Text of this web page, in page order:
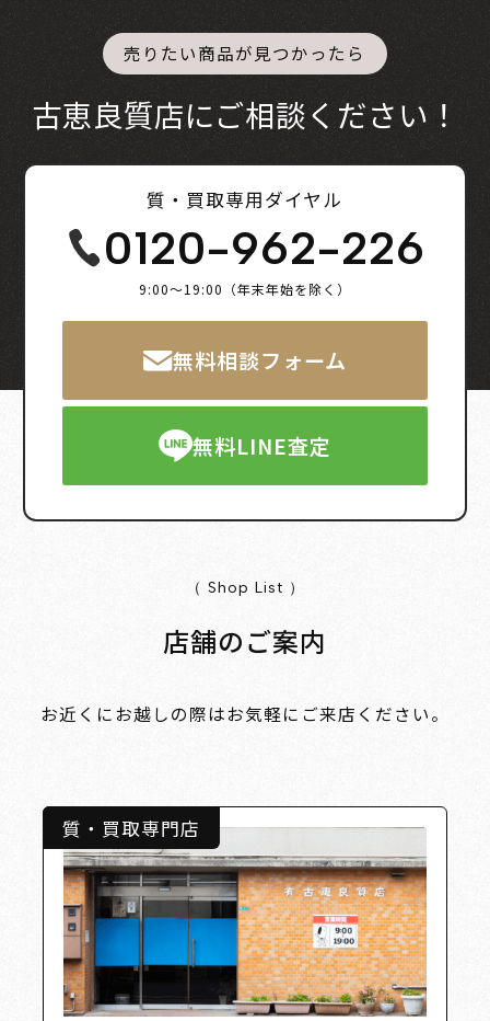
売りたい商品が見つかったら
古恵良質店にご相談ください！
質・買取専用ダイヤル
0120-962-226
9:00～19:00（年末年始を除く）
無料相談フォーム
無料LINE査定
（ Shop List ）
店舗のご案内
お近くにお越しの際はお気軽にご来店ください。
質・買取専門店